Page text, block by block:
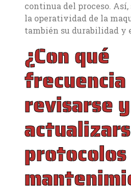
continua del proceso. Así,
la operatividad de la
también su durabilidad y
¿Con qué
revisarse y